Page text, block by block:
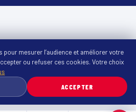
pour mesurer l’audience et améliorer votre
ou refuser ces cookies. Votre choix
ACCEPTER